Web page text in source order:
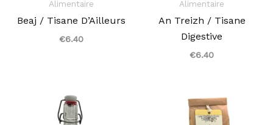
Alimentaire
Beaj / Tisane D’Ailleurs
€6.40
Alimentaire
An Treizh / Tisane
Digestive
€6.40